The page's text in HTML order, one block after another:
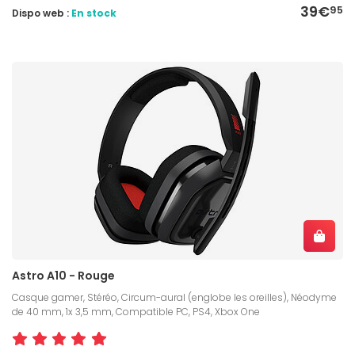
39€95
Dispo web : En stock
Astro A10 - Rouge
Casque gamer, Stéréo, Circum-aural (englobe les oreilles), Néodyme
de 40 mm, 1x 3,5 mm, Compatible PC, PS4, Xbox One